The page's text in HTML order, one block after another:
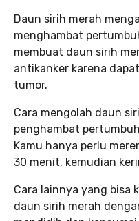
Daun sirih merah
menghambat
membuat daun sirih
antikanker karena
tumor.
Cara mengolah daun
penghambat
Kamu hanya perlu
30 menit, kemudian
Cara lainnya yang bisa
daun sirih merah